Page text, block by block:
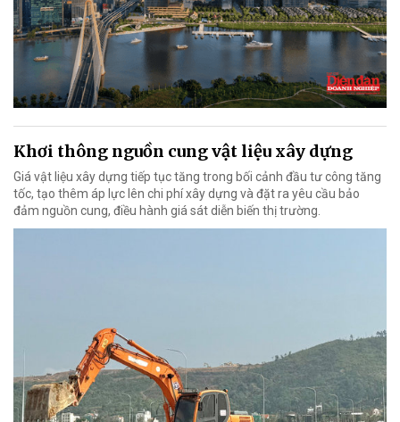
Khơi thông nguồn cung vật liệu xây dựng
Giá vật liệu xây dựng tiếp tục tăng trong bối cảnh đầu tư công tăng
tốc, tạo thêm áp lực lên chi phí xây dựng và đặt ra yêu cầu bảo
đảm nguồn cung, điều hành giá sát diễn biến thị trường.